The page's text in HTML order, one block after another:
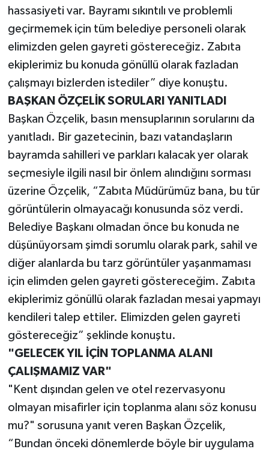
hassasiyeti var. Bayramı sıkıntılı ve problemli
geçirmemek için tüm belediye personeli olarak
elimizden gelen gayreti göstereceğiz. Zabıta
ekiplerimiz bu konuda gönüllü olarak fazladan
çalışmayı bizlerden istediler” diye konuştu.
BAŞKAN ÖZÇELİK SORULARI YANITLADI
Başkan Özçelik, basın mensuplarının sorularını da
yanıtladı. Bir gazetecinin, bazı vatandaşların
bayramda sahilleri ve parkları kalacak yer olarak
seçmesiyle ilgili nasıl bir önlem alındığını sorması
üzerine Özçelik, “Zabıta Müdürümüz bana, bu tür
görüntülerin olmayacağı konusunda söz verdi.
Belediye Başkanı olmadan önce bu konuda ne
düşünüyorsam şimdi sorumlu olarak park, sahil ve
diğer alanlarda bu tarz görüntüler yaşanmaması
için elimden gelen gayreti göstereceğim. Zabıta
ekiplerimiz gönüllü olarak fazladan mesai yapmayı
kendileri talep ettiler. Elimizden gelen gayreti
göstereceğiz” şeklinde konuştu.
"GELECEK YIL İÇİN TOPLANMA ALANI
ÇALIŞMAMIZ VAR"
"Kent dışından gelen ve otel rezervasyonu
olmayan misafirler için toplanma alanı söz konusu
mu?" sorusuna yanıt veren Başkan Özçelik,
“Bundan önceki dönemlerde böyle bir uygulama